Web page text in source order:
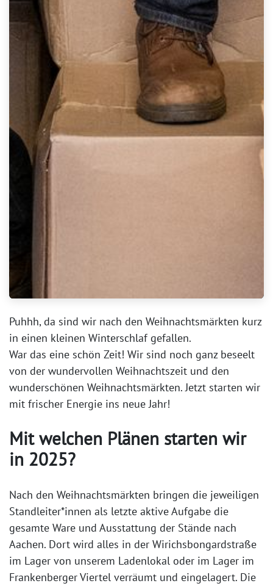
Puhhh, da sind wir nach den Weihnachtsmärkten kurz
in einen kleinen Winterschlaf gefallen.
War das eine schön Zeit! Wir sind noch ganz beseelt
von der wundervollen Weihnachtszeit und den
wunderschönen Weihnachtsmärkten. Jetzt starten wir
mit frischer Energie ins neue Jahr!
Mit welchen Plänen starten wir
in 2025?
Nach den Weihnachtsmärkten bringen die jeweiligen
Standleiter*innen als letzte aktive Aufgabe die
gesamte Ware und Ausstattung der Stände nach
Aachen. Dort wird alles in der Wirichsbongardstraße
im Lager von unserem Ladenlokal oder im Lager im
Frankenberger Viertel verräumt und eingelagert. Die